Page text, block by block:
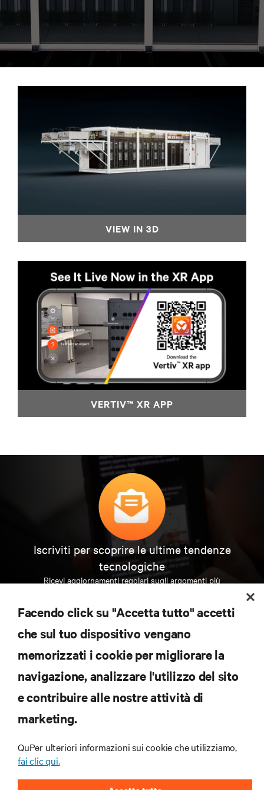
VIEW IN 3D
VERTIV™ XR APP
Iscriviti per scoprire le ultime tendenze
tecnologiche
Ricevi aggiornamenti regolari sugli argomenti più
data center e infrastrutture.
ISCRIVITI SUBITO
SUPPORTO
AZIENDA
Facendo click su "Accetta tutto" accetti
che sul tuo dispositivo vengano
memorizzati i cookie per migliorare la
navigazione, analizzare l'utilizzo del sito
e contribuire alle nostre attività di
marketing.
QuPer ulteriori informazioni sui cookie che utilizziamo,
fai clic qui.